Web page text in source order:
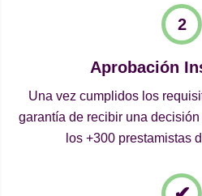
Aprobación
Una vez cumplidos los
garantía de recibir una
los +300 prestamistas